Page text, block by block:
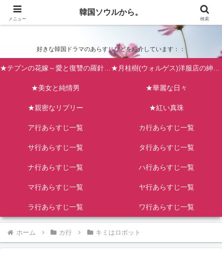
韓国ソウルから。
好きな韓国ドラマのあらすじなどを紹介しています：：
★テプンの花嫁～愛と復讐の羅針盤（台風の新婦） ★月桂樹(ウォルゲス)洋服店の紳士たち
★美女と純情男 ★華麗な日々
★親密なリプリー ★紅い真珠
ア行あらすじ一覧 カ行あらすじ一覧
サ行あらすじ一覧 タ行あらすじ一覧
ナ行あらすじ一覧 ハ行あらすじ一覧
マ行あらすじ一覧 ヤ行あらすじ一覧
ラ行あらすじ一覧 ワ行あらすじ一覧
ホーム カ行 キミはロボット
メニュー
韓国ソウルから。
検索